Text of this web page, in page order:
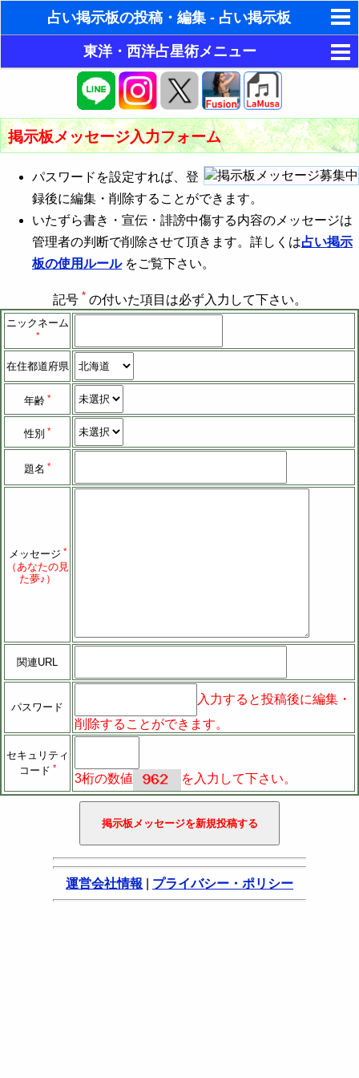
占い掲示板の投稿・編集 - 占い掲示板
ゆめの夢占い
人気の夢占い
ホラリー占星術
手相占いで未来診断
タロットカードで無料占い
命名の姓名判断
飛星派風水で住宅開運
東洋・西洋占星術メニュー
今月の運勢
今週の運勢
今日の運勢
相性占い
恋愛占い
ホロスコープ占星術
今月の運勢
今週の運勢
今日の運勢
本質診断
近未来の運勢
人生の設計図
相性占い
恋愛運・結婚運
12星座占い
ホロスコープとは
東洋占星術
簡単四柱推命（六星占術）で今月の運勢
簡単四柱推命（六星占術）で今週の運勢
簡単四柱推命（六星占術）で今日の運勢
簡単四柱推命（六星占術）で今月の相性
簡単四柱推命（六星占術）で今日の相性
四柱推命で結婚運占い
風水で開運の方角
風水でラッキーカラー
風水でラッキーカラー - 2人用
運命周期とは
大殺界の心得
風水と方角
パワーストーン
恋愛運・結婚運アップ
金運・財運アップ
健康運・生命力アップ
邪気払い・全体運
占い掲示板
占い掲示板の使用ルール
運勢メール配信登録
今日の運勢 - ホロスコープ占星術
相性占い - ホロスコープ占星術
六星占術で今日の運勢
四柱推命で結婚運占いエンジン
掲示板メッセージ入力フォーム
パスワードを設定すれば、登
録後に編集・削除することができます。
いたずら書き・宣伝・誹謗中傷する内容のメッセージは
管理者の判断で削除させて頂きます。詳しくは占い掲示
板の使用ルールをご覧下さい。
記号* の付いた項目は必ず入力して下さい。
ニックネーム
*
在住都道府県
年齢 *
性別 *
題名 *
メッセージ *
（あなたの見
た夢♪）
関連URL
パスワード
入力すると投稿後に編集・
削除することができます。
セキュリティ
コード *
3桁の数値 を入力して下さい。
運営会社情報 プライバシー・ポリシー